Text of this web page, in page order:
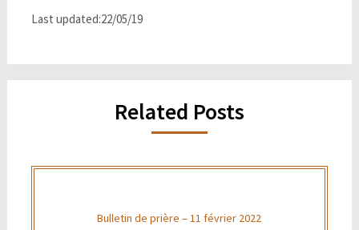
Last updated:22/05/19
Related Posts
Bulletin de prière – 11 février 2022